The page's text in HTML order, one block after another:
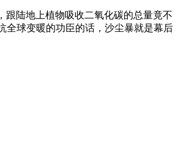
跟陆地上植物吸收二氧化碳的总量竟不
全球变暖的功臣的话，沙尘暴就是幕后